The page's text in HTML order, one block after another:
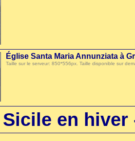
Église Santa Maria Annunziata à
Taille sur le serveur: 850*556px. Taille disponible sur
Sicile en